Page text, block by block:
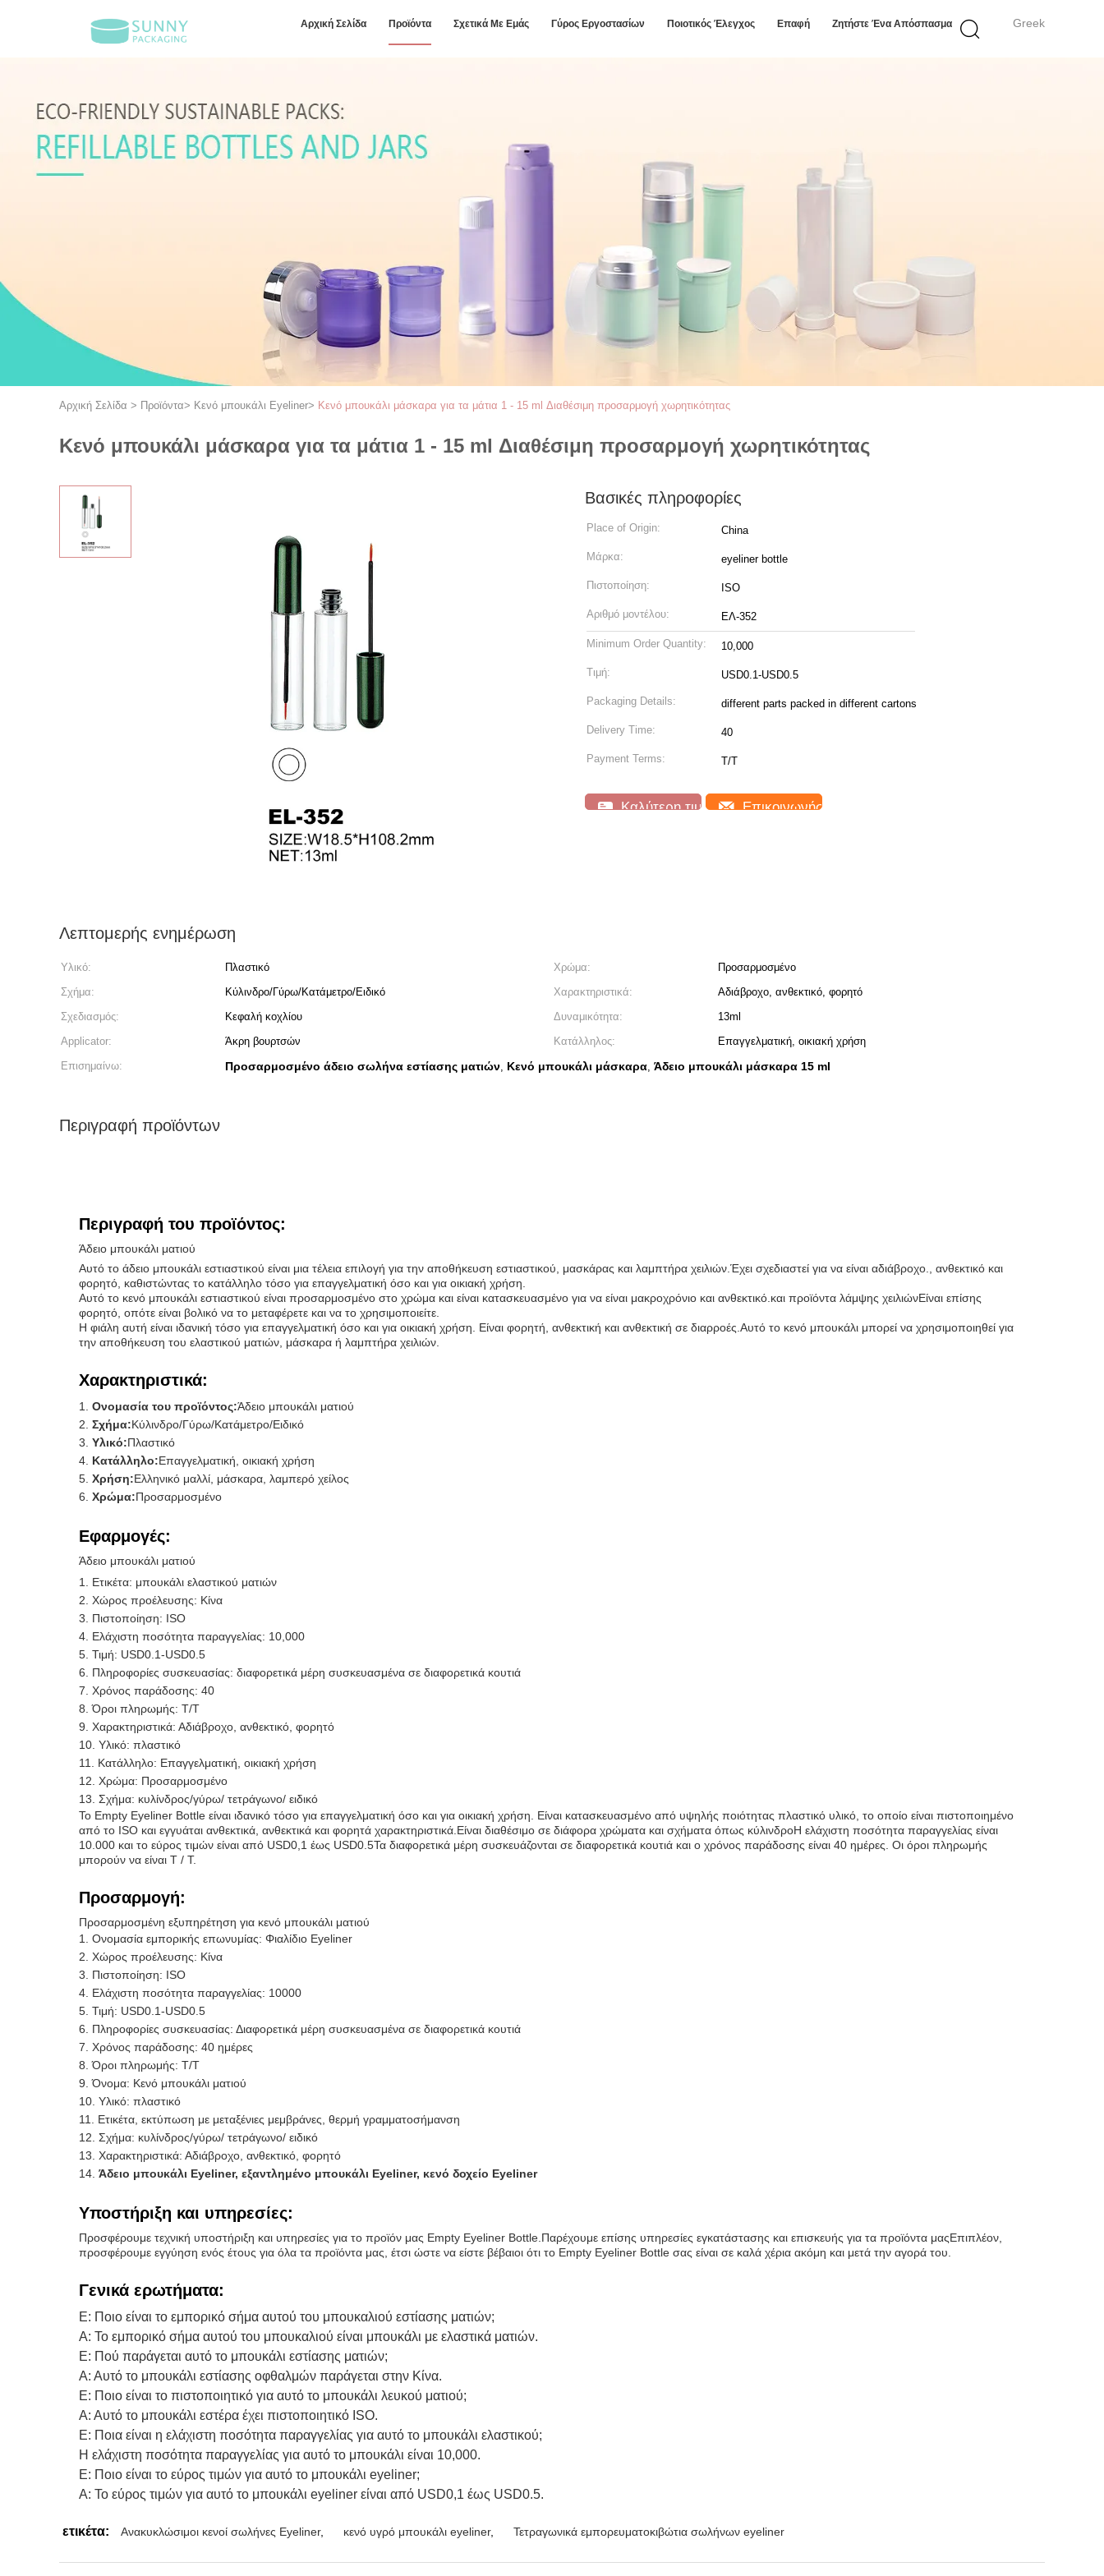
Greek
Αρχική Σελίδα Προϊόντα Σχετικά Με Εμάς Γύρος Εργοστασίων Ποιοτικός Έλεγχος Επαφή Ζητήστε Ένα Απόσπασμα
Αρχική Σελίδα > Προϊόντα> Κενό μπουκάλι Eyeliner> Κενό μπουκάλι μάσκαρα για τα μάτια 1 - 15 ml Διαθέσιμη προσαρμογή χωρητικότητας
Κενό μπουκάλι μάσκαρα για τα μάτια 1 - 15 ml Διαθέσιμη προσαρμογή χωρητικότητας
Βασικές πληροφορίες
Place of Origin: China
Μάρκα: eyeliner bottle
Πιστοποίηση: ISO
Αριθμό μοντέλου: ΕΛ-352
Minimum Order Quantity: 10,000
Τιμή: USD0.1-USD0.5
Packaging Details: different parts packed in different cartons
Delivery Time: 40
Payment Terms: T/T
Καλύτερη τιμή Επικοινωνήστε
Λεπτομερής ενημέρωση
Υλικό: Πλαστικό Χρώμα:
Προσαρμοσμένο
Σχήμα:
Κύλινδρο/Γύρω/Κατάμετρο/Ειδικό Χαρακτηριστικά:
Αδιάβροχο, ανθεκτικό, φορητό
Σχεδιασμός:
Κεφαλή κοχλίου Δυναμικότητα:
13ml
Applicator:
Άκρη βουρτσών Κατάλληλος:
Επαγγελματική, οικιακή χρήση
Επισημαίνω:
Προσαρμοσμένο άδειο σωλήνα εστίασης ματιών, Κενό μπουκάλι μάσκαρα, Άδειο μπουκάλι μάσκαρα 15 ml
Περιγραφή προϊόντων
Περιγραφή του προϊόντος:
Άδειο μπουκάλι ματιού
Αυτό το άδειο μπουκάλι εστιαστικού είναι μια τέλεια επιλογή για την αποθήκευση εστιαστικού, μασκάρας και λαμπτήρα χειλιών.Έχει σχεδιαστεί για να είναι αδιάβροχο., ανθεκτικό και
φορητό, καθιστώντας το κατάλληλο τόσο για επαγγελματική όσο και για οικιακή χρήση.
Αυτό το κενό μπουκάλι εστιαστικού είναι προσαρμοσμένο στο χρώμα και είναι κατασκευασμένο για να είναι μακροχρόνιο και ανθεκτικό.και προϊόντα λάμψης χειλιώνΕίναι επίσης
φορητό, οπότε είναι βολικό να το μεταφέρετε και να το χρησιμοποιείτε.
Η φιάλη αυτή είναι ιδανική τόσο για επαγγελματική όσο και για οικιακή χρήση. Είναι φορητή, ανθεκτική και ανθεκτική σε διαρροές.Αυτό το κενό μπουκάλι μπορεί να χρησιμοποιηθεί για
την αποθήκευση του ελαστικού ματιών, μάσκαρα ή λαμπτήρα χειλιών.
Χαρακτηριστικά:
Ονομασία του προϊόντος:Άδειο μπουκάλι ματιού
Σχήμα:Κύλινδρο/Γύρω/Κατάμετρο/Ειδικό
Υλικό:Πλαστικό
Κατάλληλο:Επαγγελματική, οικιακή χρήση
Χρήση:Ελληνικό μαλλί, μάσκαρα, λαμπερό χείλος
Χρώμα:Προσαρμοσμένο
Εφαρμογές:
Άδειο μπουκάλι ματιού
Ετικέτα: μπουκάλι ελαστικού ματιών
Χώρος προέλευσης: Κίνα
Πιστοποίηση: ISO
Ελάχιστη ποσότητα παραγγελίας: 10,000
Τιμή: USD0.1-USD0.5
Πληροφορίες συσκευασίας: διαφορετικά μέρη συσκευασμένα σε διαφορετικά κουτιά
Χρόνος παράδοσης: 40
Όροι πληρωμής: T/T
Χαρακτηριστικά: Αδιάβροχο, ανθεκτικό, φορητό
Υλικό: πλαστικό
Κατάλληλο: Επαγγελματική, οικιακή χρήση
Χρώμα: Προσαρμοσμένο
Σχήμα: κυλίνδρος/γύρω/ τετράγωνο/ ειδικό
Το Empty Eyeliner Bottle είναι ιδανικό τόσο για επαγγελματική όσο και για οικιακή χρήση. Είναι κατασκευασμένο από υψηλής ποιότητας πλαστικό υλικό, το οποίο είναι πιστοποιημένο
από το ISO και εγγυάται ανθεκτικά, ανθεκτικά και φορητά χαρακτηριστικά.Είναι διαθέσιμο σε διάφορα χρώματα και σχήματα όπως κύλινδροΗ ελάχιστη ποσότητα παραγγελίας είναι
10.000 και το εύρος τιμών είναι από USD0,1 έως USD0.5Τα διαφορετικά μέρη συσκευάζονται σε διαφορετικά κουτιά και ο χρόνος παράδοσης είναι 40 ημέρες. Οι όροι πληρωμής
μπορούν να είναι T / T.
Προσαρμογή:
Προσαρμοσμένη εξυπηρέτηση για κενό μπουκάλι ματιού
Ονομασία εμπορικής επωνυμίας: Φιαλίδιο Eyeliner
Χώρος προέλευσης: Κίνα
Πιστοποίηση: ISO
Ελάχιστη ποσότητα παραγγελίας: 10000
Τιμή: USD0.1-USD0.5
Πληροφορίες συσκευασίας: Διαφορετικά μέρη συσκευασμένα σε διαφορετικά κουτιά
Χρόνος παράδοσης: 40 ημέρες
Όροι πληρωμής: T/T
Όνομα: Κενό μπουκάλι ματιού
Υλικό: πλαστικό
Ετικέτα, εκτύπωση με μεταξένιες μεμβράνες, θερμή γραμματοσήμανση
Σχήμα: κυλίνδρος/γύρω/ τετράγωνο/ ειδικό
Χαρακτηριστικά: Αδιάβροχο, ανθεκτικό, φορητό
Άδειο μπουκάλι Eyeliner, εξαντλημένο μπουκάλι Eyeliner, κενό δοχείο Eyeliner
Υποστήριξη και υπηρεσίες:
Προσφέρουμε τεχνική υποστήριξη και υπηρεσίες για το προϊόν μας Empty Eyeliner Bottle.Παρέχουμε επίσης υπηρεσίες εγκατάστασης και επισκευής για τα προϊόντα μαςΕπιπλέον,
προσφέρουμε εγγύηση ενός έτους για όλα τα προϊόντα μας, έτσι ώστε να είστε βέβαιοι ότι το Empty Eyeliner Bottle σας είναι σε καλά χέρια ακόμη και μετά την αγορά του.
Γενικά ερωτήματα:
Ε: Ποιο είναι το εμπορικό σήμα αυτού του μπουκαλιού εστίασης ματιών;
Α: Το εμπορικό σήμα αυτού του μπουκαλιού είναι μπουκάλι με ελαστικά ματιών.
Ε: Πού παράγεται αυτό το μπουκάλι εστίασης ματιών;
Α: Αυτό το μπουκάλι εστίασης οφθαλμών παράγεται στην Κίνα.
Ε: Ποιο είναι το πιστοποιητικό για αυτό το μπουκάλι λευκού ματιού;
Α: Αυτό το μπουκάλι εστέρα έχει πιστοποιητικό ISO.
Ε: Ποια είναι η ελάχιστη ποσότητα παραγγελίας για αυτό το μπουκάλι ελαστικού;
Η ελάχιστη ποσότητα παραγγελίας για αυτό το μπουκάλι είναι 10,000.
Ε: Ποιο είναι το εύρος τιμών για αυτό το μπουκάλι eyeliner;
Α: Το εύρος τιμών για αυτό το μπουκάλι eyeliner είναι από USD0,1 έως USD0.5.
ετικέτα: Ανακυκλώσιμοι κενοί σωλήνες Eyeliner, κενό υγρό μπουκάλι eyeliner, Τετραγωνικά εμπορευματοκιβώτια σωλήνων eyeliner